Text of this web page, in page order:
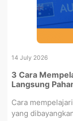
14 July 2026
3 Cara
Langsung
Cara
yang